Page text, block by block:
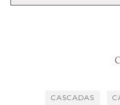
CASCADAS